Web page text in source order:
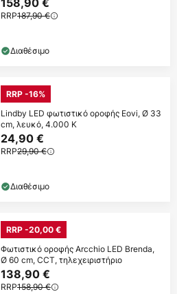
158,90 €
RRP187,90 €
Διαθέσιμο
RRP -16%
Lindby LED φωτιστικό οροφής Eovi, Ø 33
cm, λευκό, 4.000 K
24,90 €
RRP29,90 €
Διαθέσιμο
RRP -20,00 €
Φωτιστικό οροφής Arcchio LED Brenda,
Ø 60 cm, CCT, τηλεχειριστήριο
138,90 €
RRP158,90 €